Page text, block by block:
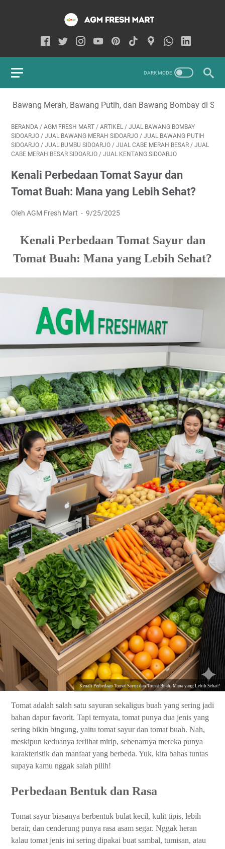
Bawang Putih, dan Bawang Bombay di Sidoarjo
BERANDA / AGM FRESH MART / ARTIKEL / JUAL BAWANG BOMBAY
SIDOARJO / JUAL BAWANG MERAH SIDOARJO / JUAL BAWANG PUTIH
SIDOARJO / JUAL BUMBU SIDOARJO / JUAL CABE MERAH BESAR / JUAL
CABE MERAH BESAR SIDOARJO / JUAL KENTANG SIDOARJO
Kenali Perbedaan Tomat Sayur dan
Tomat Buah: Mana yang Lebih Sehat?
Oleh AGM Fresh Mart 9/25/2025
Kenali Perbedaan Tomat Sayur dan
Tomat Buah: Mana yang Lebih Sehat?
Kenali Perbedaan Tomat Sayur dan Tomat Buah: Mana yang Lebih Sehat?
Tomat adalah salah satu sayuran sekaligus buah yang sering jadi
bahan dapur favorit. Tapi ternyata, tomat punya dua jenis yang
sering bikin bingung, yaitu tomat sayur dan tomat buah. Nah,
meskipun keduanya terlihat mirip, sebenarnya mereka punya
karakteristik dan manfaat yang berbeda. Yuk, kita bahas tuntas
supaya kamu nggak salah pilih!
Perbedaan Bentuk dan Rasa
Tomat sayur biasanya berbentuk bulat kecil, kulit tipis, lebih
berair, dan cenderung punya rasa asam segar. Nggak heran
kalau tomat jenis ini sering dipakai buat sambal, tumisan, atau